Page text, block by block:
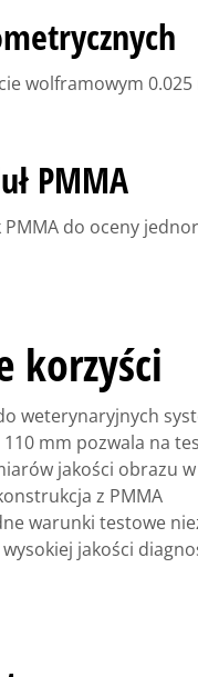
wolframowym
PMMA
do oceny
korzyści
weterynaryjnych
mm pozwala na
jakości obrazu
z PMMA
warunki testowe
jakości